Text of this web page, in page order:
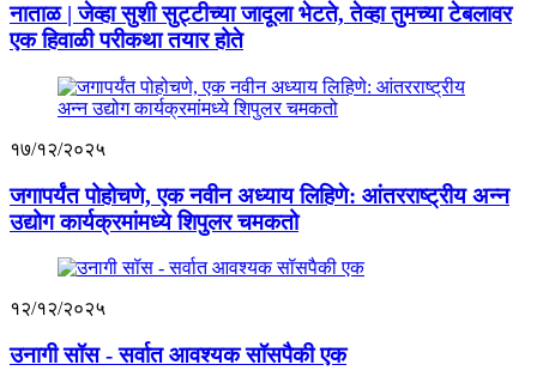
नाताळ | जेव्हा सुशी सुट्टीच्या जादूला भेटते, तेव्हा तुमच्या टेबलावर
एक हिवाळी परीकथा तयार होते
१७/१२/२०२५
जगापर्यंत पोहोचणे, एक नवीन अध्याय लिहिणे: आंतरराष्ट्रीय अन्न
उद्योग कार्यक्रमांमध्ये शिपुलर चमकतो
१२/१२/२०२५
उनागी सॉस - सर्वात आवश्यक सॉसपैकी एक